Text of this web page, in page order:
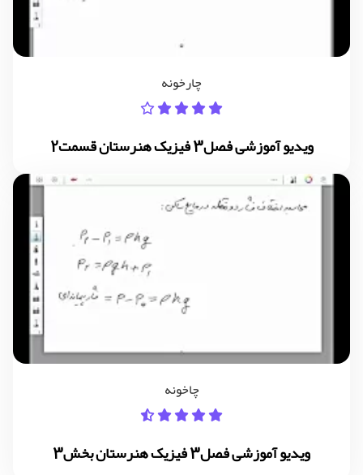
چارخونه
ویدیو آموزشی فصل3 فیزیک هنرستان قسمت2
چاخونه
ویدیو آموزشی فصل3 فیزیک هنرستان بخش3